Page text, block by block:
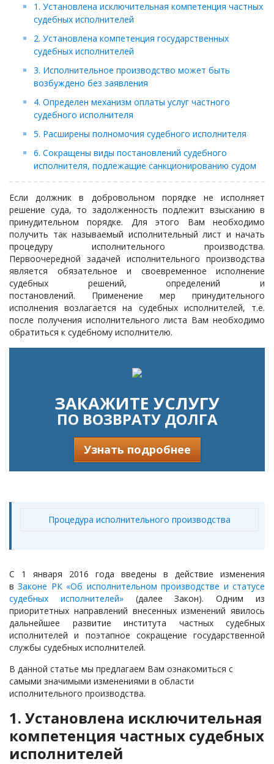
Государственные закупки
Налоги и налогообложение
Новости сервиса
Архив
1. Установлена исключительная компетенция частных
судебных исполнителей
2. Установлена компетенция государственных
судебных исполнителей
3. Исполнительное производство может быть
возбуждено без заявления
4. Определен механизм оплаты услуг частного
судебного исполнителя
5. Расширены полномочия судебного исполнителя
6. Сокращены виды постановлений судебного
исполнителя, подлежащие санкционированию судом
Если должник в добровольном порядке не исполняет
решение суда, то задолженность подлежит взысканию в
принудительном порядке. Для этого Вам необходимо
получить так называемый исполнительный лист и начать
процедуру исполнительного производства.
Первоочередной задачей исполнительного производства
является обязательное и своевременное исполнение
судебных решений, определений и
постановлений. Применение мер принудительного
исполнения возлагается на судебных исполнителей, т.е.
после получения исполнительного листа Вам необходимо
обратиться к судебному исполнителю.
ЗАКАЖИТЕ УСЛУГУ
ПО ВОЗВРАТУ ДОЛГА
Узнать подробнее
Процедура исполнительного производства
С 1 января 2016 года введены в действие изменения
вЗаконе РК «Об исполнительном производстве и статусе
судебных исполнителей»(далее Закон). Одним из
приоритетных направлений внесенных изменений явилось
дальнейшее развитие института частных судебных
исполнителей и поэтапное сокращение государственной
службы судебных исполнителей.
В данной статье мы предлагаем Вам ознакомиться с
самыми значимыми изменениями в области
исполнительного производства.
1. Установлена исключительная
компетенция частных судебных
исполнителей